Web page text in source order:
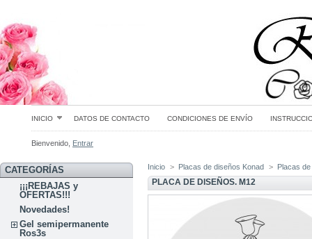
INICIO DATOS DE CONTACTO CONDICIONES DE ENVÍO
Bienvenido, Entrar
CATEGORÍAS
¡¡¡REBAJAS y
OFERTAS!!!
Novedades!
Gel semipermanente
Ros3s
Inicio > Placas de diseños Konad > Placas
PLACA DE DISEÑOS. M12